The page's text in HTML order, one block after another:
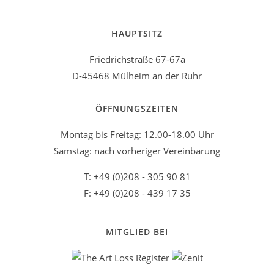
HAUPTSITZ
Friedrichstraße 67-67a
D-45468 Mülheim an der Ruhr
ÖFFNUNGSZEITEN
Montag bis Freitag: 12.00-18.00 Uhr
Samstag: nach vorheriger Vereinbarung
T: +49 (0)208 - 305 90 81
F: +49 (0)208 - 439 17 35
MITGLIED BEI